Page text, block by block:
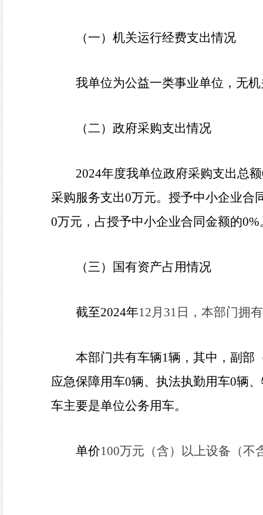
（一）机关运行经费支出情况
我单位为公益一类事业单位 ，无
（二）政府采购支出情况
2024年度我单位政府采购支出总额
采购服务支出0万元。授予中小企业合
0万元，占授予中小企业合同金额的0%
（三）国有资产占用情况
截至2024年12月 31 日，本部门拥有
本部门共有车辆1辆，其中，副部
应急保障用车0辆、执法执勤用车0辆
车主要是单位公务用车。
单价100万元（含）以上设备（不